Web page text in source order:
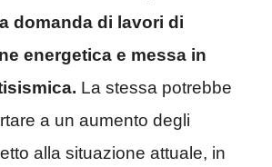
domanda di lavori di
energetica e messa in
La stessa potrebbe
a un aumento degli
alla situazione attuale, in